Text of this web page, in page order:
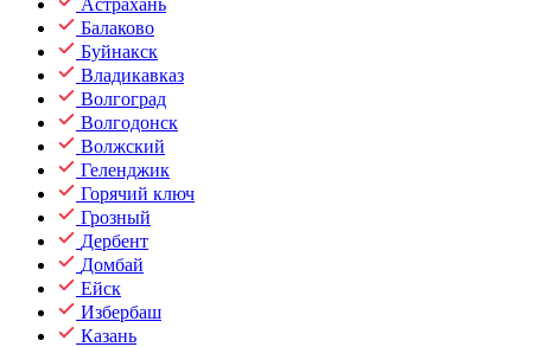
Астрахань
Балаково
Буйнакск
Владикавказ
Волгоград
Волгодонск
Волжский
Геленджик
Горячий ключ
Грозный
Дербент
Домбай
Ейск
Избербаш
Казань